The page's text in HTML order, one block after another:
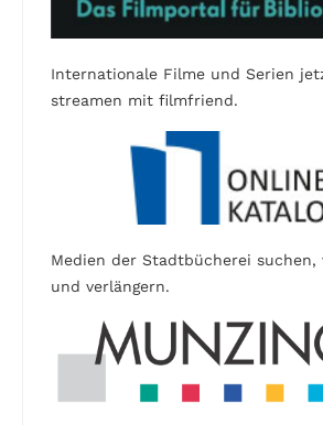
Internationale Filme und Serien
streamen mit filmfriend.
Medien der Stadtbücherei suchen,
und verlängern.